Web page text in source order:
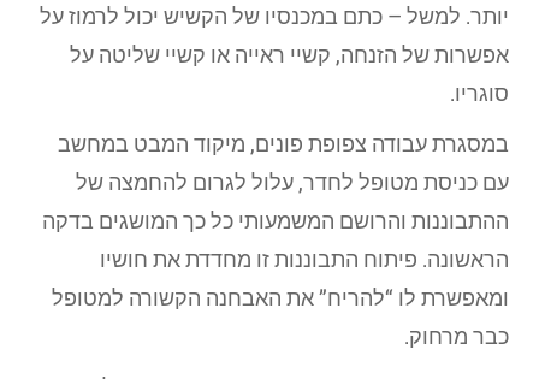
יותר. למשל – כתם במכנסיו של הקשיש יכול לרמוז על
אפשרות של הזנחה, קשיי ראייה או קשיי שליטה על
סוגריו.
במסגרת עבודה צפופת פונים, מיקוד המבט במחשב
עם כניסת מטופל לחדר, עלול לגרום להחמצה של
ההתבוננות והרושם המשמעותי כל כך המושגים בדקה
הראשונה. פיתוח התבוננות זו מחדדת את חושיו
ומאפשרת לו “להריח” את האבחנה הקשורה למטופל
כבר מרחוק.